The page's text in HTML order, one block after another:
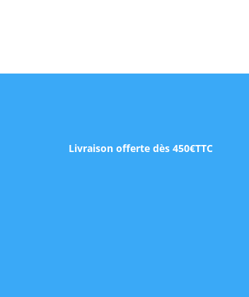
Livraison offerte dès 450€TTC